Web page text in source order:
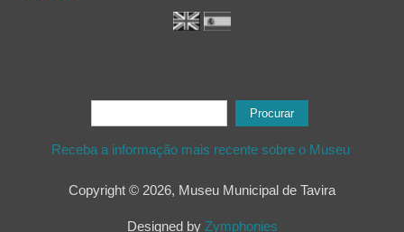
Formulário de procura
Receba a informação mais recente sobre o Museu
Copyright © 2026, Museu Municipal de Tavira
Designed by Zymphonies